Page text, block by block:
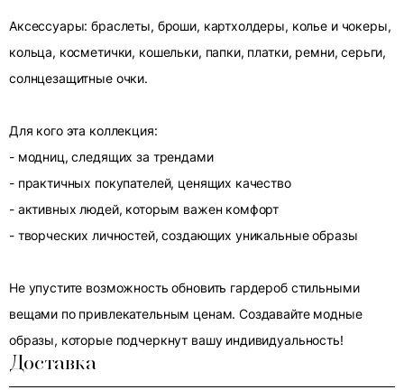
Аксессуары: браслеты, броши, картхолдеры, колье и чокеры,
кольца, косметички, кошельки, папки, платки, ремни, серьги,
солнцезащитные очки.
Для кого эта коллекция:
- модниц, следящих за трендами
- практичных покупателей, ценящих качество
- активных людей, которым важен комфорт
- творческих личностей, создающих уникальные образы
Не упустите возможность обновить гардероб стильными
вещами по привлекательным ценам. Создавайте модные
образы, которые подчеркнут вашу индивидуальность!
Доставка